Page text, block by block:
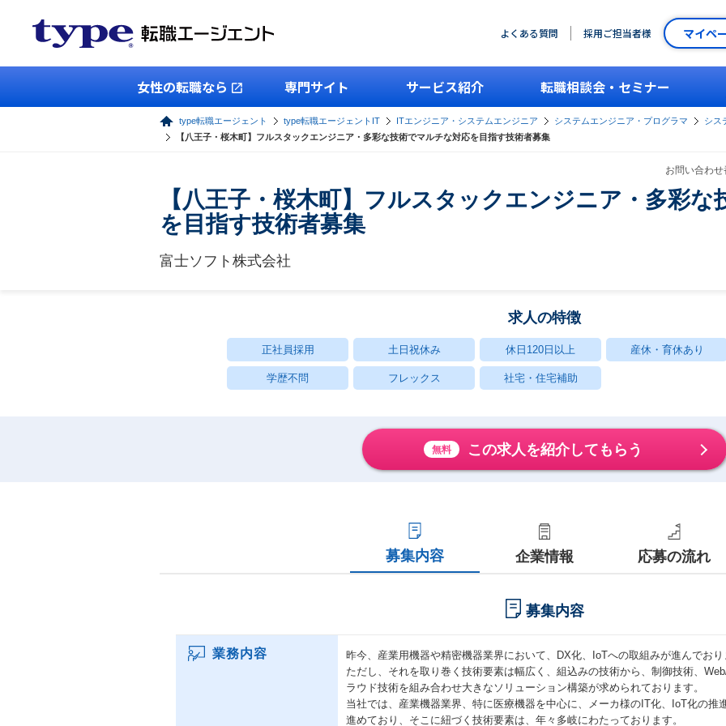
よくある質問 採用ご担当者様 マイペ
女性の転職なら 専門サイト サービス紹介 転職相談会・セミナー
type転職エージェント type転職エージェントIT ITエンジニア・システムエンジニア システムエンジニア・プログラマ
シス
【八王子・桜木町】フルスタックエンジニア・多彩な技術でマルチな対応を目指す技術者募集
お問い合わ
【八王子・桜木町】フルスタックエンジニア・多彩
を目指す技術者募集
富士ソフト株式会社
求人の特徴
正社員採用 土日祝休み 休日120日以上 産休・育休あり
学歴不問 フレックス 社宅・住宅補助
無料 この求人を紹介してもらう
募集内容 企業情報 応募の流れ
募集内容
業務内容
昨今、産業用機器や精密機器業界において、DX化、IoTへの取組みが進んでおり
ただし、それを取り巻く技術要素は幅広く、組込みの技術から、制御技術、
ラウド技術を組み合わせ大きなソリューション構築が求められております。
当社では、産業機器業界、特に医療機器を中心に、メーカ様のIT化、IoT化の推
進めており、そこに紐づく技術要素は、年々多岐にわたっております。